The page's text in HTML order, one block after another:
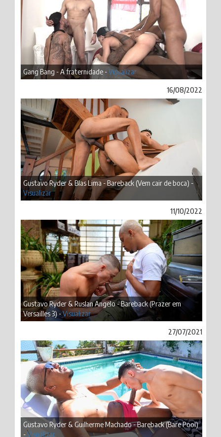
Gang Bang - A fraternidade -Visualizar
16/08/2022
Gustavo Ryder & Blas Lima - Bareback (Vem cair de boca) -
Visualizar
11/10/2022
Gustavo Ryder & Ruslan Angelo - Bareback (Prazer em
Versailles 3) -Visualizar
27/07/2021
Gustavo Ryder & Guilherme Machado - Bareback (Bare Pool)
-Visualizar